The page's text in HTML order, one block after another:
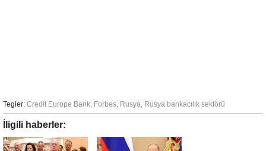
Tegler: Credit Europe Bank, Forbes, Rusya, Rusya bankacılık sektörü
İligili haberler: